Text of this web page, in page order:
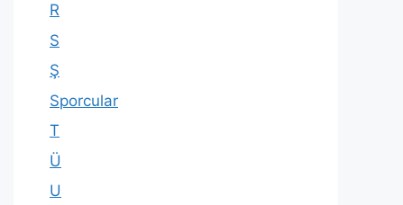
R
S
Ş
Sporcular
T
Ü
U